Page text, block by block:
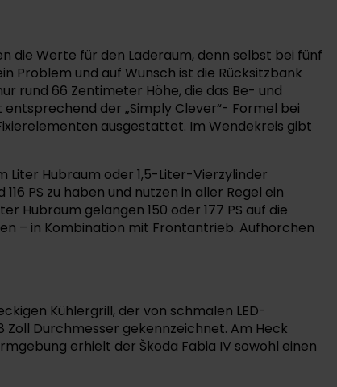
die Werte für den Laderaum, denn selbst bei fünf
Problem und auf Wunsch ist die Rücksitzbank
rund 66 Zentimeter Höhe, die das Be- und
der „Simply Clever“- Formel bei
ausgestattet. Im Wendekreis gibt
Liter Hubraum oder 1,5-Liter-Vierzylinder
PS zu haben und nutzen in aller Regel ein
Hubraum gelangen 150 oder 177 PS auf die
– in Kombination mit Frontantrieb. Aufhorchen
Kühlergrill, der von schmalen LED-
Zoll Durchmesser gekennzeichnet. Am Heck
erhielt der Škoda Fabia IV sowohl einen